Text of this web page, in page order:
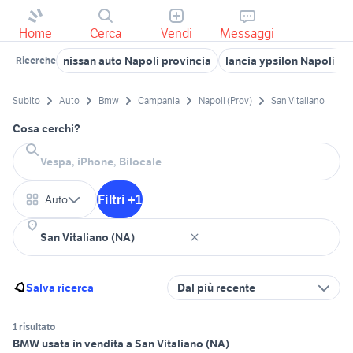
Home Cerca Vendi Messaggi
Ricerche nissan auto Napoli provincia lancia ypsilon Napoli
Subito Auto Bmw Campania Napoli (Prov) San Vitaliano
Cosa cerchi?
Auto Filtri +1
Salva ricerca Dal più recente
1 risultato
BMW usata in vendita a San Vitaliano (NA)